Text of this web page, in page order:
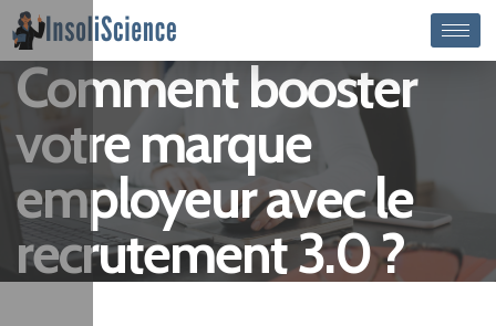
Comment booster
votre marque
employeur avec le
recrutement 3.0 ?